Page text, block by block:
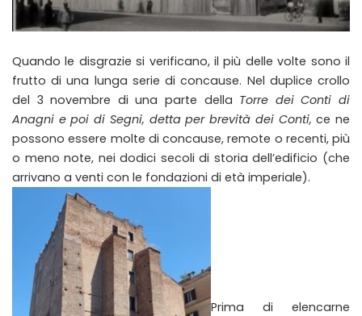
Quando le disgrazie si verificano, il più delle volte sono il
frutto di una lunga serie di concause. Nel duplice crollo
del 3 novembre di una parte della Torre dei Conti di
Anagni e poi di Segni, detta per brevità dei Conti, ce ne
possono essere molte di concause, remote o recenti, più
o meno note, nei dodici secoli di storia dell’edificio (che
arrivano a venti con le fondazioni di età imperiale).
Prima di elencarne